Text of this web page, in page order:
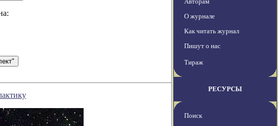
О журнале
Как читать журнал
Пишут о нас
Тираж
РЕСУРСЫ
Поиск